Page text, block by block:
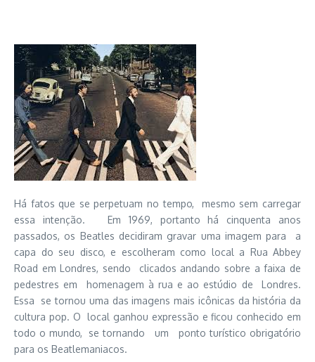
Há fatos que se perpetuam no tempo, mesmo sem carregar
essa intenção. Em 1969, portanto há cinquenta anos
passados, os Beatles decidiram gravar uma imagem para a
capa do seu disco, e escolheram como local a Rua Abbey
Road em Londres, sendo clicados andando sobre a faixa de
pedestres em homenagem à rua e ao estúdio de Londres.
Essa se tornou uma das imagens mais icônicas da história da
cultura pop. O local ganhou expressão e ficou conhecido em
todo o mundo, se tornando um ponto turístico obrigatório
para os Beatlemaniacos.